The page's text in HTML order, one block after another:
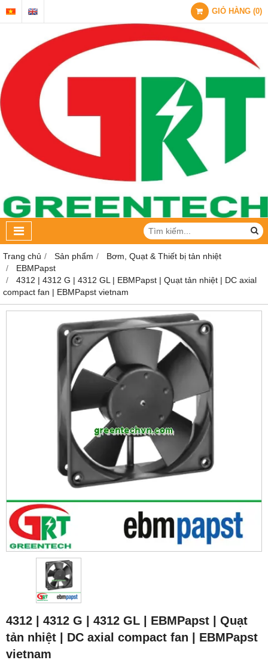
GIỎ HÀNG (0)
Trang chủ Sản phẩm
Bơm, Quạt & Thiết bị tản nhiệt
EBMPapst
4312 | 4312 G | 4312 GL | EBMPapst | Quạt tản nhiệt | DC axial
compact fan | EBMPapst vietnam
4312 | 4312 G | 4312 GL | EBMPapst | Quạt
tản nhiệt | DC axial compact fan | EBMPapst
vietnam